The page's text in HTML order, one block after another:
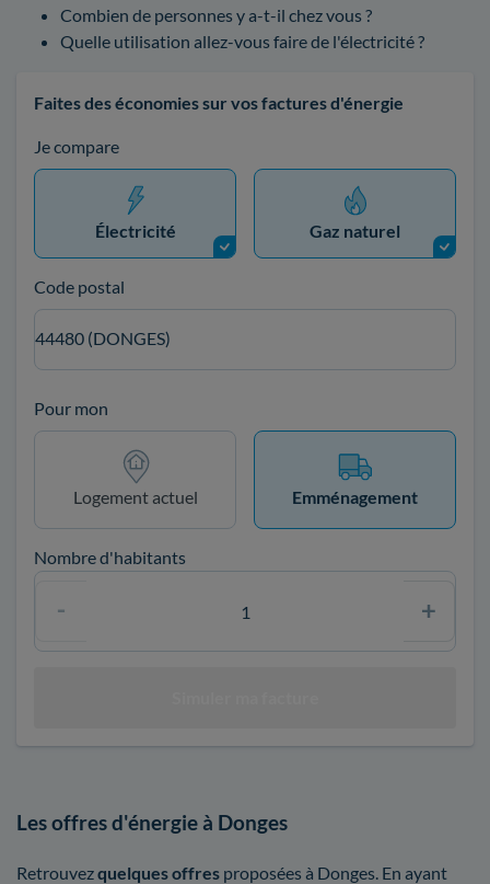
Combien de personnes y a-t-il chez vous ?
Quelle utilisation allez-vous faire de l'électricité ?
Faites des économies sur vos factures d'énergie
Je compare
Électricité Gaz naturel
Code postal
44480 (DONGES)
Pour mon
Logement actuel Emménagement
Nombre d'habitants
Les offres d'énergie à Donges
Retrouvezquelques offres proposées à Donges. En ayant